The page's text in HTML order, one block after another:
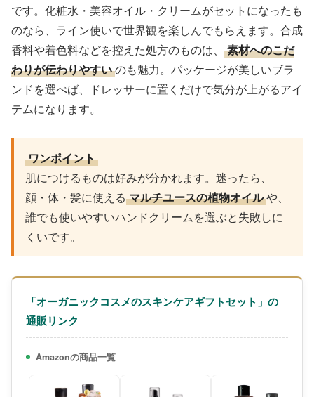
です。化粧水・美容オイル・クリームがセットになったも
のなら、ライン使いで世界観を楽しんでもらえます。合成
香料や着色料などを控えた処方のものは、
素材へのこだ
わりが伝わりやすいのも魅力。パッケージが美しいブラ
ンドを選べば、ドレッサーに置くだけで気分が上がるアイ
テムになります。
ワンポイント
肌につけるものは好みが分かれます。迷ったら、
顔・体・髪に使える マルチユースの植物オイルや、
誰でも使いやすいハンドクリームを選ぶと失敗しに
くいです。
「オーガニックコスメのスキンケアギフトセット」の
通販リンク
Amazonの商品一覧